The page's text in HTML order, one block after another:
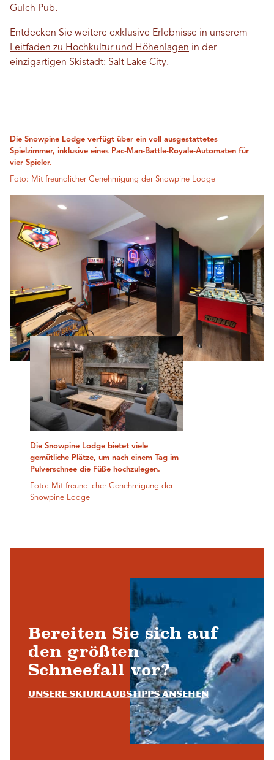
Gulch Pub.
Entdecken Sie weitere exklusive Erlebnisse in unserem
Leitfaden zu Hochkultur und Höhenlagen in der
einzigartigen Skistadt: Salt Lake City.
Die Snowpine Lodge bietet viele
gemütliche Plätze, um nach einem Tag im
Pulverschnee die Füße hochzulegen.
Foto: Mit freundlicher Genehmigung der
Snowpine Lodge
Die Snowpine Lodge verfügt über ein voll ausgestattetes
Spielzimmer, inklusive eines Pac-Man-Battle-Royale-Automaten für
vier Spieler.
Foto: Mit freundlicher Genehmigung der Snowpine Lodge
Bereiten Sie sich auf
den größten
Schneefall vor?
Unsere Skiurlaubstipps ansehen